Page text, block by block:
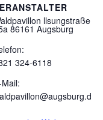
llsungstraße
86161 Augsburg
324-6118
Mail: